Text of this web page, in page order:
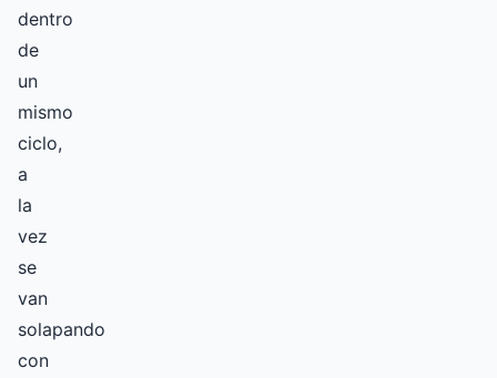
dentro
de
un
mismo
ciclo,
a
la
vez
se
van
solapando
con